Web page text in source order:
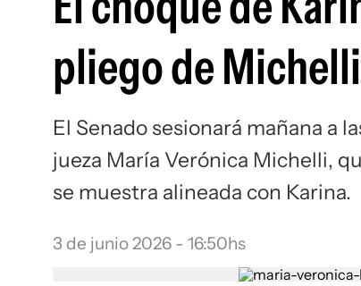
pliego de
El Senado sesionará mañana a
jueza María Verónica Michelli,
se muestra alineada con Karina.
3 de junio 2026 - 16:50hs